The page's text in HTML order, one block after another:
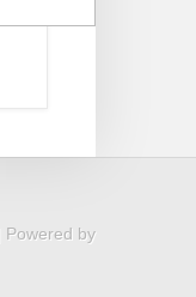
Powered by